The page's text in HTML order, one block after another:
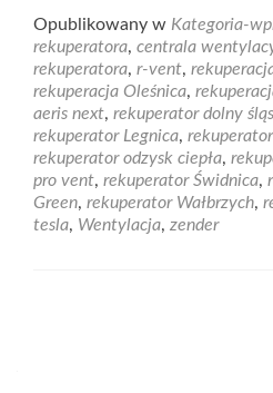
Opublikowany w Kategoria-
rekuperatora, centrala
rekuperatora, r-vent,
rekuperacja Oleśnica,
aeris next, rekuperator dolny
rekuperator Legnica,
rekuperator odzysk ciepła,
pro vent, rekuperator Świdnica,
Green, rekuperator Wałbrzych,
tesla, Wentylacja, zender